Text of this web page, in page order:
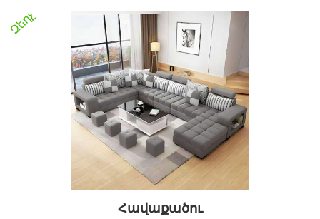
Զեղչ
Հավաքածու